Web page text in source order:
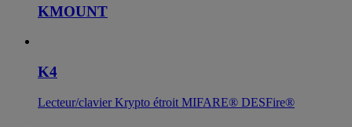
KMOUNT
K4
Lecteur/clavier Krypto étroit MIFARE® DESFire®